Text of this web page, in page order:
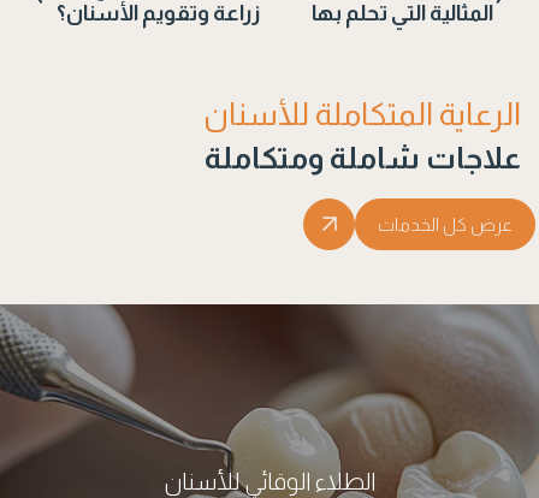
زراعة وتقويم الأسنان؟
المثالية التي تحلم بها
الرعاية المتكاملة للأسنان
علاجات شاملة ومتكاملة
عرض كل الخدمات
الطلاء الوقائي للأسنان